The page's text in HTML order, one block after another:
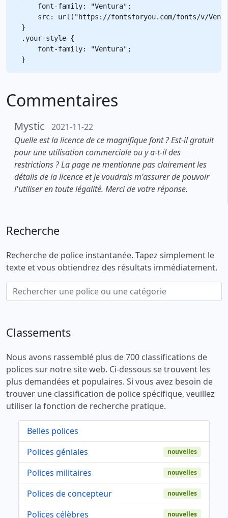
    font-family: "Ventura";
src: url("https://fontsforyou.com/fonts/v/
}
.your-style {
    font-family: "Ventura";
Commentaires
Mystic
2021-11-22
Quelle est la licence de ce magnifique font ? Est-il gratuit
pour une utilisation commerciale ou y a-t-il des
restrictions ? La page ne mentionne pas clairement les
détails de la licence et je voudrais m'assurer de pouvoir
l'utiliser en toute légalité. Merci de votre réponse.
Recherche
Recherche de police instantanée. Tapez simplement le
texte et vous obtiendrez des résultats immédiatement.
Classements
Nous avons rassemblé plus de 700 classifications de
polices sur notre site web. Ci-dessous se trouvent les
plus demandées et populaires. Si vous avez besoin de
trouver une classification de police spécifique, veuillez
utiliser la fonction de recherche pratique.
Belles polices
Polices géniales
nouvelles
Polices militaires nouvelles
Polices de concepteur nouvelles
Polices célèbres nouvelles